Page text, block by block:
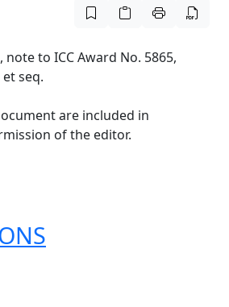
note to ICC Award No. 5865,
seq.
are included in
of the editor.